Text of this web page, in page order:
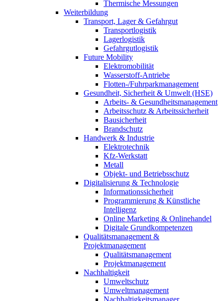
Thermische Messungen
Weiterbildung
Transport, Lager & Gefahrgut
Transportlogistik
Lagerlogistik
Gefahrgutlogistik
Future Mobility
Elektromobilität
Wasserstoff-Antriebe
Flotten-/Fuhrparkmanagement
Gesundheit, Sicherheit & Umwelt (HSE)
Arbeits- & Gesundheitsmanagement
Arbeitsschutz & Arbeitssicherheit
Bausicherheit
Brandschutz
Handwerk & Industrie
Elektrotechnik
Kfz-Werkstatt
Metall
Objekt- und Betriebsschutz
Digitalisierung & Technologie
Informationssicherheit
Programmierung & Künstliche
Intelligenz
Online Marketing & Onlinehandel
Digitale Grundkompetenzen
Qualitätsmanagement &
Projektmanagement
Qualitätsmanagement
Projektmanagement
Nachhaltigkeit
Umweltschutz
Umweltmanagement
Nachhaltigkeitsmanager